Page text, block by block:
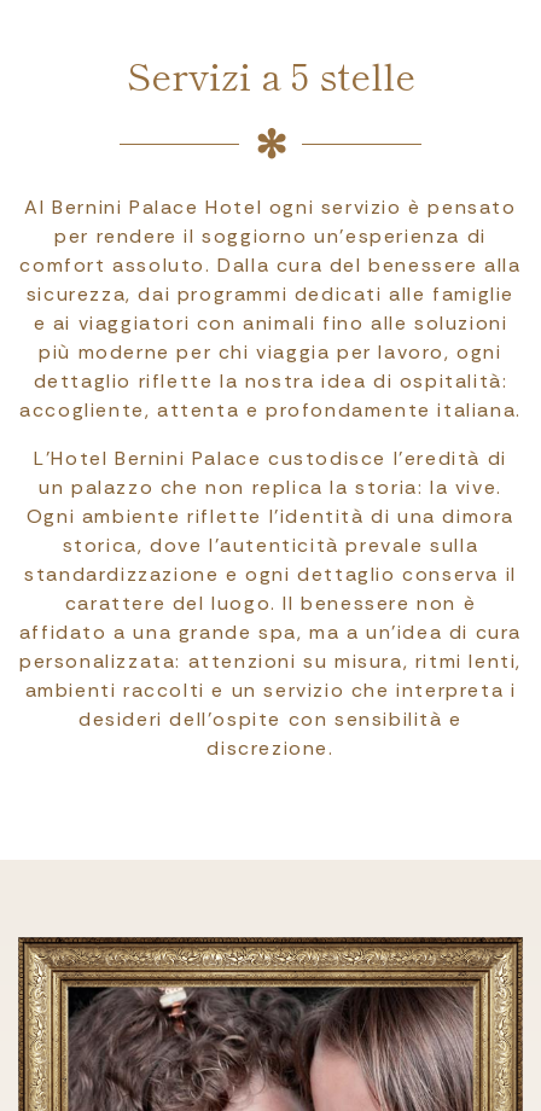
Servizi a 5 stelle
Al Bernini Palace Hotel ogni servizio è pensato
per rendere il soggiorno un’esperienza di
comfort assoluto. Dalla cura del benessere alla
sicurezza, dai programmi dedicati alle famiglie
e ai viaggiatori con animali fino alle soluzioni
più moderne per chi viaggia per lavoro, ogni
dettaglio riflette la nostra idea di ospitalità:
accogliente, attenta e profondamente italiana.
L’Hotel Bernini Palace custodisce l’eredità di
un palazzo che non replica la storia: la vive.
Ogni ambiente riflette l’identità di una dimora
storica, dove l’autenticità prevale sulla
standardizzazione e ogni dettaglio conserva il
carattere del luogo. Il benessere non è
affidato a una grande spa, ma a un’idea di cura
personalizzata: attenzioni su misura, ritmi lenti,
ambienti raccolti e un servizio che interpreta i
desideri dell’ospite con sensibilità e
discrezione.